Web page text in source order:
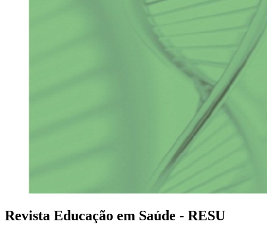
Revista Educação em Saúde - RESU